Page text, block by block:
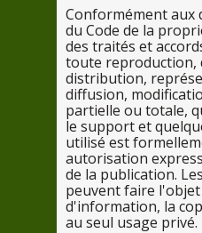
Conformément aux
du Code de la
des traités et
toute reproduction,
distribution,
diffusion,
partielle ou totale,
le support et
utilisé est
autorisation
de la publication. Les
peuvent faire l'objet
d'information, la
au seul usage privé.